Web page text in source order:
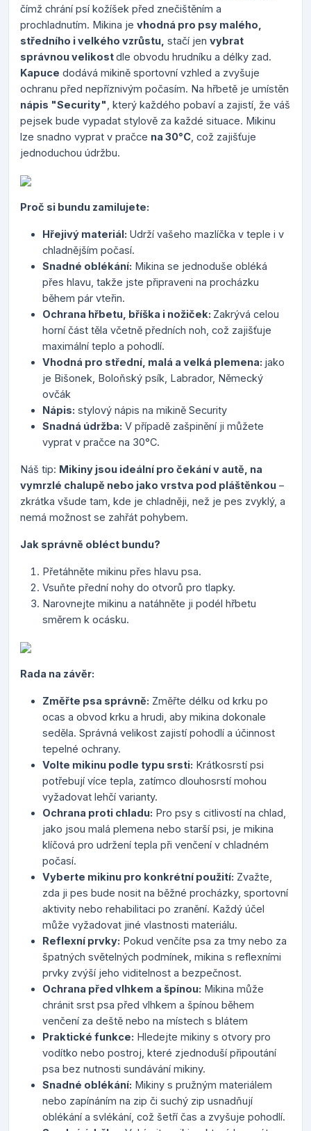
čímž chrání psí kožíšek před znečištěním a
prochladnutím. Mikina je vhodná pro psy malého,
středního i velkého vzrůstu, stačí jen vybrat
správnou velikostdle obvodu hrudníku a délky zad.
Kapuce dodává mikině sportovní vzhled a zvyšuje
ochranu před nepříznivým počasím. Na hřbetě je umístěn
nápis "Security" , který každého pobaví a zajistí, že váš
pejsek bude vypadat stylově za každé situace. Mikinu
lze snadno vyprat v pračce na 30°C , což zajišťuje
jednoduchou údržbu.
Proč si bundu zamilujete:
Hřejivý materiál: Udrží vašeho mazlíčka v teple i v
chladnějším počasí.
Snadné oblékání: Mikina se jednoduše obléká
přes hlavu, takže jste připraveni na procházku
během pár vteřin.
Ochrana hřbetu, bříška i nožiček: Zakrývá celou
horní část těla včetně předních noh, což zajišťuje
maximální teplo a pohodlí.
Vhodná pro střední, malá a velká plemena: jako
je Bišonek, Boloňský psík, Labrador, Německý
ovčák
Nápis: stylový nápis na mikině Security
Snadná údržba: V případě zašpinění ji můžete
vyprat v pračce na 30°C.
Náš tip: Mikiny jsou ideální pro čekání v autě, na
vymrzlé chalupě nebo jako vrstva pod pláštěnkou –
zkrátka všude tam, kde je chladněji, než je pes zvyklý, a
nemá možnost se zahřát pohybem.
Jak správně obléct bundu?
Přetáhněte mikinu přes hlavu psa.
Vsuňte přední nohy do otvorů pro tlapky.
Narovnejte mikinu a natáhněte ji podél hřbetu
směrem k ocásku.
Rada na závěr:
Změřte psa správně: Změřte délku od krku po
ocas a obvod krku a hrudi, aby mikina dokonale
seděla. Správná velikost zajistí pohodlí a účinnost
tepelné ochrany.
Volte mikinu podle typu srsti: Krátkosrstí psi
potřebují více tepla, zatímco dlouhosrstí mohou
vyžadovat lehčí varianty.
Ochrana proti chladu: Pro psy s citlivostí na chlad,
jako jsou malá plemena nebo starší psi, je mikina
klíčová pro udržení tepla při venčení v chladném
počasí.
Vyberte mikinu pro konkrétní použití: Zvažte,
zda ji pes bude nosit na běžné procházky, sportovní
aktivity nebo rehabilitaci po zranění. Každý účel
může vyžadovat jiné vlastnosti materiálu.
Reflexní prvky: Pokud venčíte psa za tmy nebo za
špatných světelných podmínek, mikina s reflexními
prvky zvýší jeho viditelnost a bezpečnost.
Ochrana před vlhkem a špínou: Mikina může
chránit srst psa před vlhkem a špínou během
venčení za deště nebo na místech s blátem
Praktické funkce: Hledejte mikiny s otvory pro
vodítko nebo postroj, které zjednoduší připoutání
psa bez nutnosti sundávání mikiny.
Snadné oblékání: Mikiny s pružným materiálem
nebo zapínáním na zip či suchý zip usnadňují
oblékání a svlékání, což šetří čas a zvyšuje pohodlí.